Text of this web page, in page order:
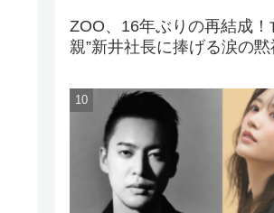
ZOO、16年ぶりの再結成！
親”新井社長に捧げる涙の黙